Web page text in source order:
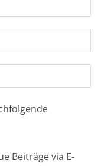
Beiträge via E-